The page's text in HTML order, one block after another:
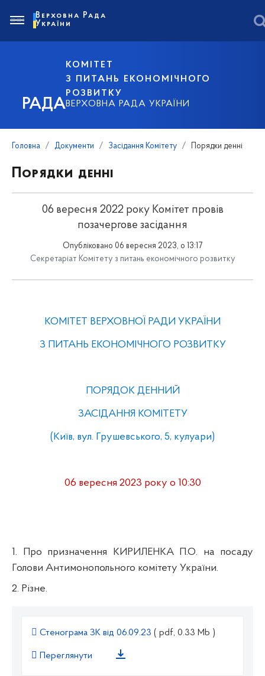
РАДА
КОМІТЕТ
З ПИТАНЬ ЕКОНОМІЧНОГО
РОЗВИТКУ
ВЕРХОВНА РАДА УКРАЇНИ
Верховна Рада
України
Головна Документи Засідання Комітету Порядки денні
Порядки денні
06 вересня 2022 року Комітет провів
позачергове засідання
Опубліковано 06 вересня 2023, о 13:17
Секретаріат Комітету з питань економічного розвитку
КОМІТЕТ ВЕРХОВНОЇ РАДИ УКРАЇНИ
З ПИТАНЬ ЕКОНОМІЧНОГО РОЗВИТКУ
ПОРЯДОК ДЕННИЙ
ЗАСІДАННЯ КОМІТЕТУ
( Київ, вул. Грушевського, 5, кулуари)
06 вересня 2023 року о 10:30
1. Про призначення КИРИЛЕНКА П.О. на посаду
Голови Антимонопольного комітету України.
2. Різне.
Стенограма ЗК від 06.09.23 ( pdf, 0.33 Mb )
Переглянути